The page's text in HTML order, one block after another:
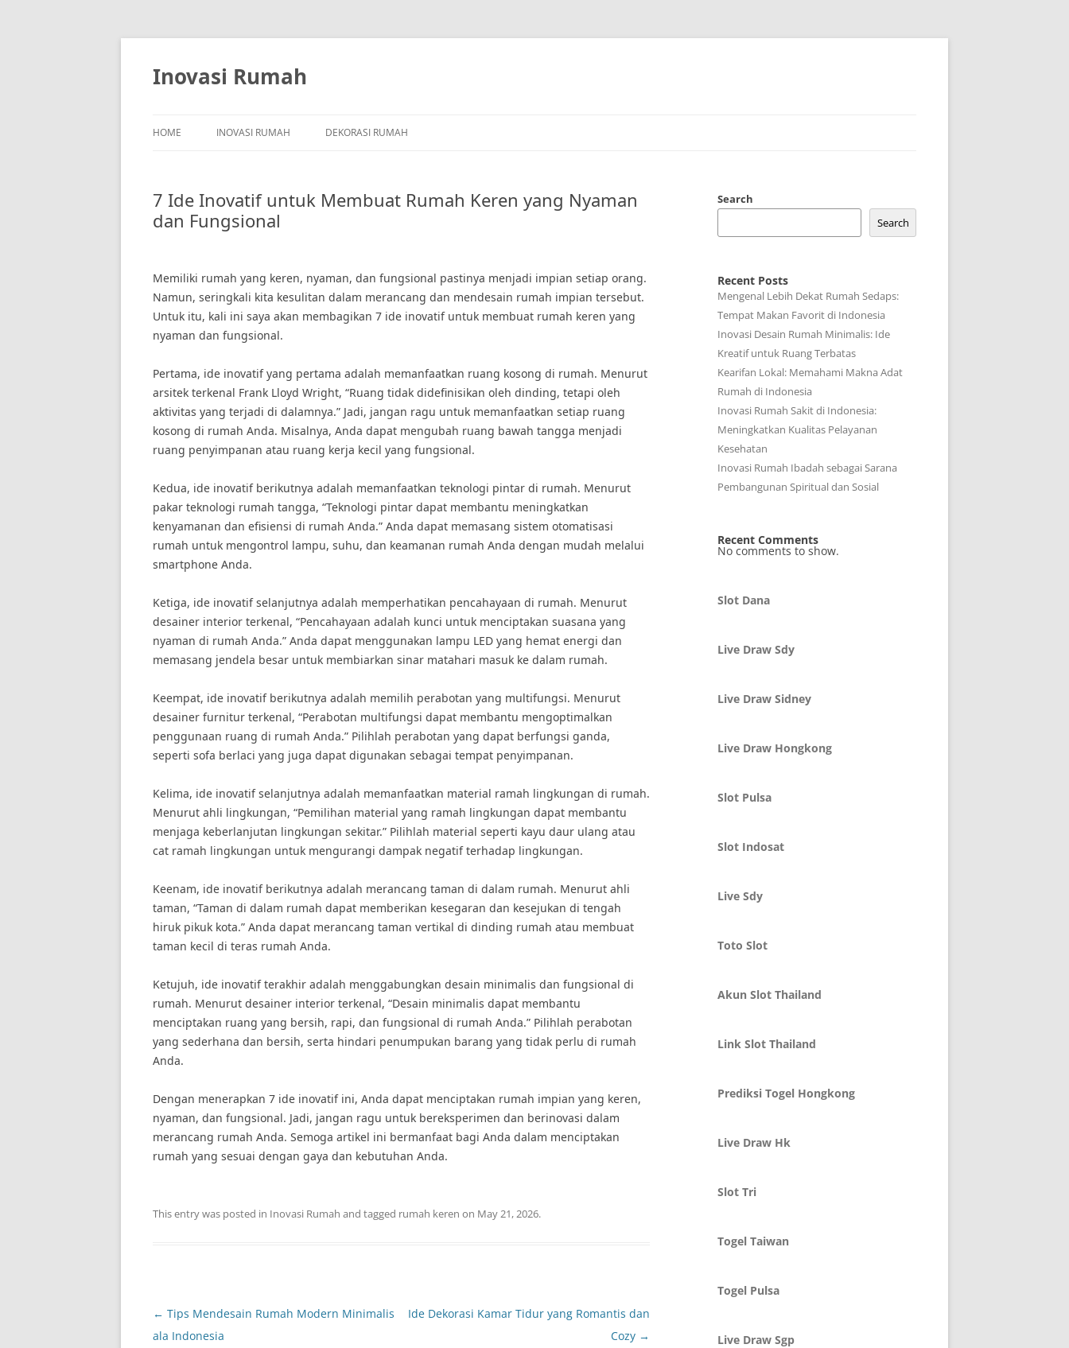
Skip
Inovasi Rumah
HOME INOVASI RUMAH DEKORASI RUMAH
7 Ide Inovatif untuk Membuat Rumah Keren yang Nyaman
dan Fungsional
Memiliki rumah yang keren, nyaman, dan fungsional pastinya menjadi impian setiap orang.
Namun, seringkali kita kesulitan dalam merancang dan mendesain rumah impian tersebut.
Untuk itu, kali ini saya akan membagikan 7 ide inovatif untuk membuat rumah keren yang
nyaman dan fungsional.
Pertama, ide inovatif yang pertama adalah memanfaatkan ruang kosong di rumah. Menurut
arsitek terkenal Frank Lloyd Wright, “Ruang tidak didefinisikan oleh dinding, tetapi oleh
aktivitas yang terjadi di dalamnya.” Jadi, jangan ragu untuk memanfaatkan setiap ruang
kosong di rumah Anda. Misalnya, Anda dapat mengubah ruang bawah tangga menjadi
ruang penyimpanan atau ruang kerja kecil yang fungsional.
Kedua, ide inovatif berikutnya adalah memanfaatkan teknologi pintar di rumah. Menurut
pakar teknologi rumah tangga, “Teknologi pintar dapat membantu meningkatkan
kenyamanan dan efisiensi di rumah Anda.” Anda dapat memasang sistem otomatisasi
rumah untuk mengontrol lampu, suhu, dan keamanan rumah Anda dengan mudah melalui
smartphone Anda.
Ketiga, ide inovatif selanjutnya adalah memperhatikan pencahayaan di rumah. Menurut
desainer interior terkenal, “Pencahayaan adalah kunci untuk menciptakan suasana yang
nyaman di rumah Anda.” Anda dapat menggunakan lampu LED yang hemat energi dan
memasang jendela besar untuk membiarkan sinar matahari masuk ke dalam rumah.
Keempat, ide inovatif berikutnya adalah memilih perabotan yang multifungsi. Menurut
desainer furnitur terkenal, “Perabotan multifungsi dapat membantu mengoptimalkan
penggunaan ruang di rumah Anda.” Pilihlah perabotan yang dapat berfungsi ganda,
seperti sofa berlaci yang juga dapat digunakan sebagai tempat penyimpanan.
Kelima, ide inovatif selanjutnya adalah memanfaatkan material ramah lingkungan di rumah.
Menurut ahli lingkungan, “Pemilihan material yang ramah lingkungan dapat membantu
menjaga keberlanjutan lingkungan sekitar.” Pilihlah material seperti kayu daur ulang atau
cat ramah lingkungan untuk mengurangi dampak negatif terhadap lingkungan.
Keenam, ide inovatif berikutnya adalah merancang taman di dalam rumah. Menurut ahli
taman, “Taman di dalam rumah dapat memberikan kesegaran dan kesejukan di tengah
hiruk pikuk kota.” Anda dapat merancang taman vertikal di dinding rumah atau membuat
taman kecil di teras rumah Anda.
Ketujuh, ide inovatif terakhir adalah menggabungkan desain minimalis dan fungsional di
rumah. Menurut desainer interior terkenal, “Desain minimalis dapat membantu
menciptakan ruang yang bersih, rapi, dan fungsional di rumah Anda.” Pilihlah perabotan
yang sederhana dan bersih, serta hindari penumpukan barang yang tidak perlu di rumah
Anda.
Dengan menerapkan 7 ide inovatif ini, Anda dapat menciptakan rumah impian yang keren,
nyaman, dan fungsional. Jadi, jangan ragu untuk bereksperimen dan berinovasi dalam
merancang rumah Anda. Semoga artikel ini bermanfaat bagi Anda dalam menciptakan
rumah yang sesuai dengan gaya dan kebutuhan Anda.
This entry was posted in Inovasi Rumah and tagged rumah keren on May 21, 2026.
Post
navigation
← Tips Mendesain Rumah Modern Minimalis
ala Indonesia
Ide Dekorasi Kamar Tidur yang Romantis dan
Cozy →
Search
Search
Recent Posts
Mengenal Lebih Dekat Rumah Sedaps:
Tempat Makan Favorit di Indonesia
Inovasi Desain Rumah Minimalis: Ide
Kreatif untuk Ruang Terbatas
Kearifan Lokal: Memahami Makna Adat
Rumah di Indonesia
Inovasi Rumah Sakit di Indonesia:
Meningkatkan Kualitas Pelayanan
Kesehatan
Inovasi Rumah Ibadah sebagai Sarana
Pembangunan Spiritual dan Sosial
Recent Comments
No comments to show.
Slot Dana
Live Draw Sdy
Live Draw Sidney
Live Draw Hongkong
Slot Pulsa
Slot Indosat
Live Sdy
Toto Slot
Akun Slot Thailand
Link Slot Thailand
Prediksi Togel Hongkong
Live Draw Hk
Slot Tri
Togel Taiwan
Togel Pulsa
Live Draw Sgp